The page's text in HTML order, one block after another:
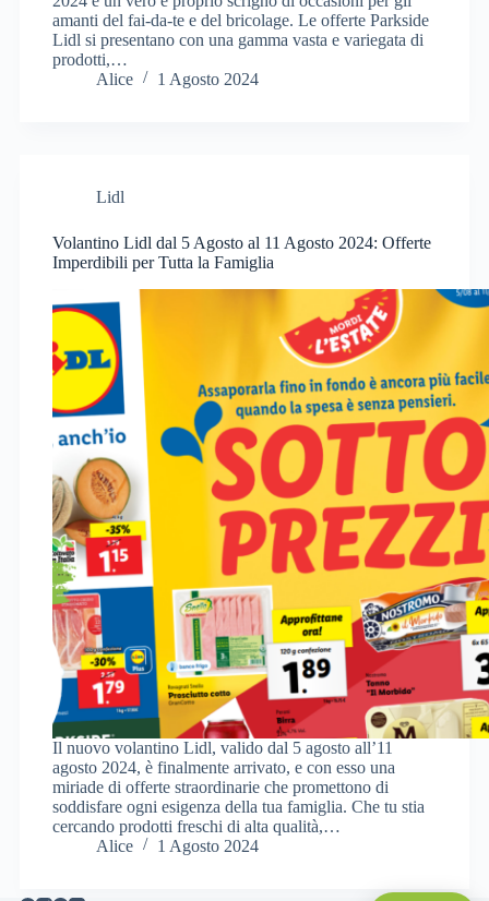
amanti del fai-da-te e del bricolage. Le offerte Parkside
Lidl si presentano con una gamma vasta e variegata di
prodotti,…
Alice
1 Agosto 2024
Lidl
Volantino Lidl dal 5 Agosto al 11 Agosto 2024: Offerte
Imperdibili per Tutta la Famiglia
Il nuovo volantino Lidl, valido dal 5 agosto all’11
agosto 2024, è finalmente arrivato, e con esso una
miriade di offerte straordinarie che promettono di
soddisfare ogni esigenza della tua famiglia. Che tu stia
cercando prodotti freschi di alta qualità,…
Alice
1 Agosto 2024